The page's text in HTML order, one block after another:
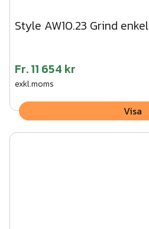
Style AW10.23 Grind enkel
Fr.11 654 kr
exkl.moms
Visa